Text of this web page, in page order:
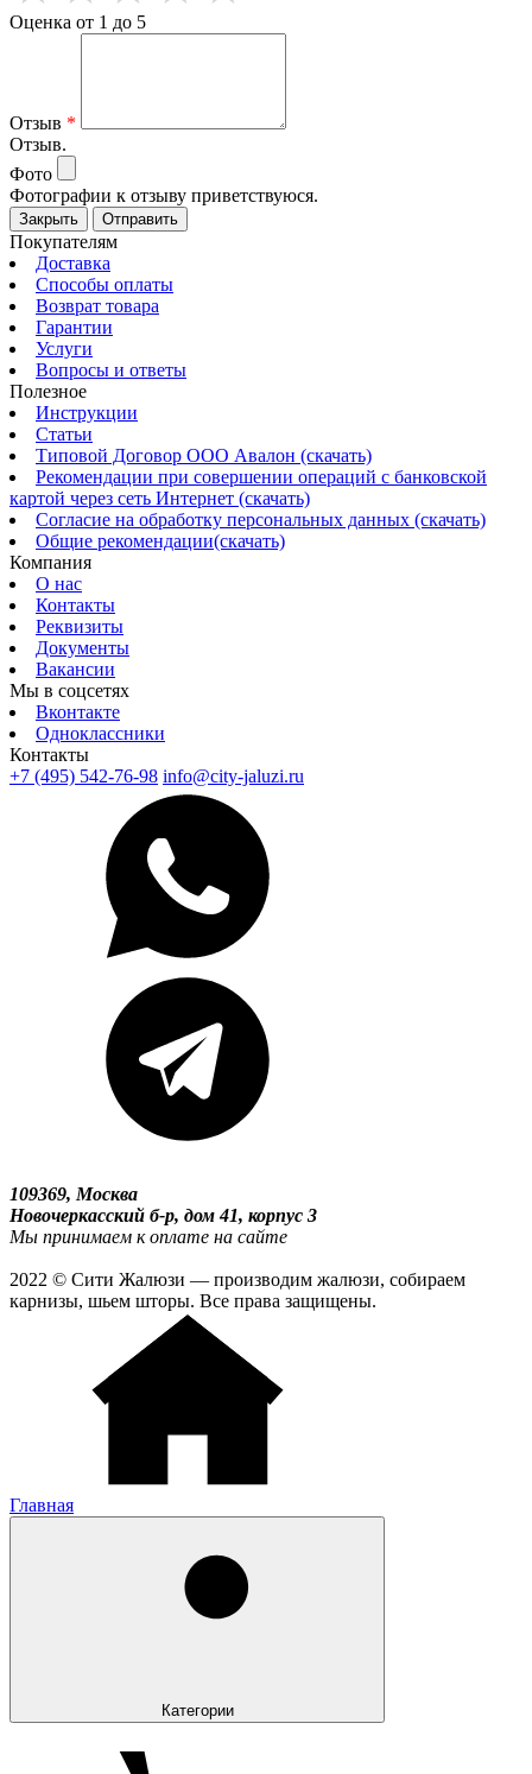
Оценка от 1 до 5
Отзыв *
Отзыв.
Фото
Фотографии к отзыву приветствуюся.
Закрыть Отправить
Покупателям
Доставка
Способы оплаты
Возврат товара
Гарантии
Услуги
Вопросы и ответы
Полезное
Инструкции
Статьи
Типовой Договор ООО Авалон (скачать)
Рекомендации при совершении операций с банковской
картой через сеть Интернет (скачать)
Согласие на обработку персональных данных (скачать)
Общие рекомендации(скачать)
Компания
О нас
Контакты
Реквизиты
Документы
Вакансии
Мы в соцсетях
Вконтакте
Одноклассники
Контакты
+7 (495) 542-76-98 info@city-jaluzi.ru
109369, Москва
Новочеркасский б-р, дом 41, корпус 3
Мы принимаем к оплате на сайте
2022 © Сити Жалюзи — производим жалюзи, собираем
карнизы, шьем шторы. Все права защищены.
Главная
Категории